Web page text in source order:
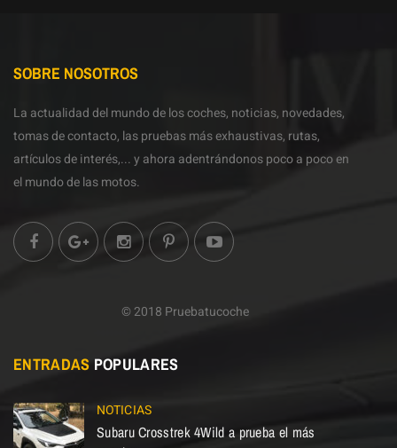
SOBRE NOSOTROS
La actualidad del mundo de los coches, noticias, novedades,
tomas de contacto, las pruebas más exhaustivas, rutas,
artículos de interés,... y ahora adentrándonos poco a poco en
el mundo de las motos.
© 2018 Pruebatucoche
ENTRADAS POPULARES
NOTICIAS
Subaru Crosstrek 4Wild a prueba el más